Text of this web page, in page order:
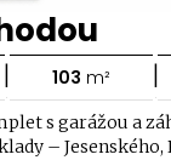
| 103 m² |
s garážou a
– Jesenského,